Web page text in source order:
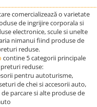
comercializează o varietate
de ingrijire corporala si
electronice, scule si unelte
nimanui fiind produse de
reduse.
contine 5 categorii principale
reduse:
pentru autoturisme,
de chei si accesorii auto,
parcare si alte produse de